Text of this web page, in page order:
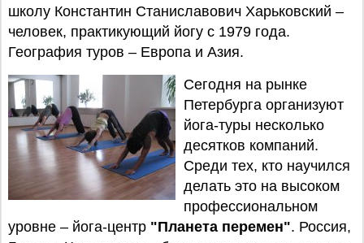
школу Константин Станиславович Харьковский –
человек, практикующий йогу с 1979 года.
География туров – Европа и Азия.
Сегодня на рынке
Петербурга организуют
йога-туры несколько
десятков компаний.
Среди тех, кто научился
делать это на высоком
профессиональном
уровне – йога-центр "Планета перемен". Россия,